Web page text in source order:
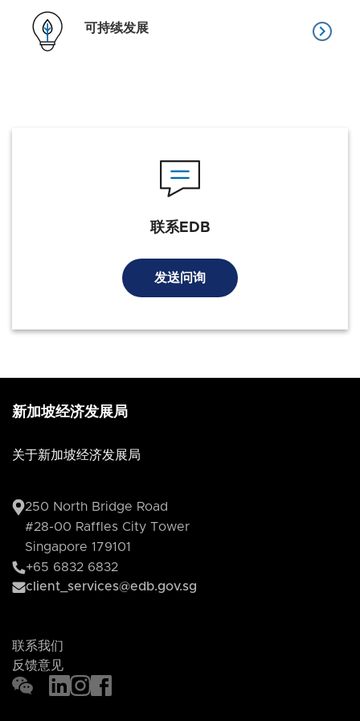
可持续发展 keyboard_arrow_right
联系EDB
发送问询
新加坡经济发展局
关于新加坡经济发展局
250 North Bridge Road
#28-00 Raffles City Tower
Singapore 179101
+65 6832 6832
client_services@edb.gov.sg
联系我们
反馈意见